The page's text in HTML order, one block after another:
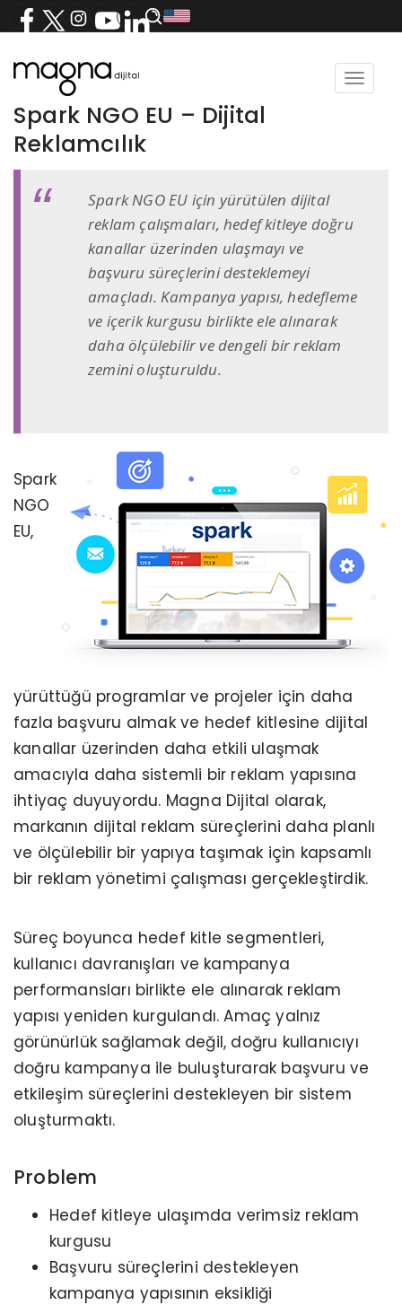
Toggle
Spark NGO EU – Dijital
Reklamcılık
Spark NGO EU için yürütülen dijital
reklam çalışmaları, hedef kitleye doğru
kanallar üzerinden ulaşmayı ve
başvuru süreçlerini desteklemeyi
amaçladı. Kampanya yapısı, hedefleme
ve içerik kurgusu birlikte ele alınarak
daha ölçülebilir ve dengeli bir reklam
zemini oluşturuldu.
Spark
NGO
EU,
yürüttüğü programlar ve projeler için daha
fazla başvuru almak ve hedef kitlesine dijital
kanallar üzerinden daha etkili ulaşmak
amacıyla daha sistemli bir reklam yapısına
ihtiyaç duyuyordu. Magna Dijital olarak,
markanın dijital reklam süreçlerini daha planlı
ve ölçülebilir bir yapıya taşımak için kapsamlı
bir reklam yönetimi çalışması gerçekleştirdik.
Süreç boyunca hedef kitle segmentleri,
kullanıcı davranışları ve kampanya
performansları birlikte ele alınarak reklam
yapısı yeniden kurgulandı. Amaç yalnız
görünürlük sağlamak değil, doğru kullanıcıyı
doğru kampanya ile buluşturarak başvuru ve
etkileşim süreçlerini destekleyen bir sistem
oluşturmaktı.
Problem
Hedef kitleye ulaşımda verimsiz reklam
kurgusu
Başvuru süreçlerini destekleyen
kampanya yapısının eksikliği